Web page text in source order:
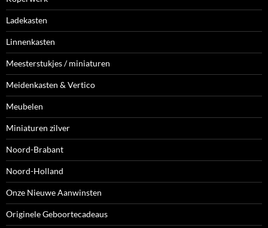
Ladekasten
Linnenkasten
Meesterstukjes / miniaturen
Meidenkasten & Vertico
Meubelen
Miniaturen zilver
Noord-Brabant
Noord-Holland
Onze Nieuwe Aanwinsten
Originele Geboortecadeaus